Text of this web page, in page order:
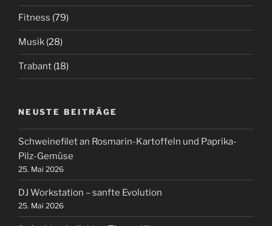
Fitness (79)
Musik (28)
Trabant (18)
NEUSTE BEITRÄGE
Schweinefilet an Rosmarin-Kartoffeln und Paprika-
Pilz-Gemüse
25. Mai 2026
DJ Workstation – sanfte Evolution
25. Mai 2026